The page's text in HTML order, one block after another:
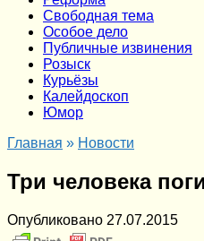
Cвободная тема
Особое дело
Публичные извинения
Розыск
Курьёзы
Калейдоскоп
Юмор
Главная » Новости
Три человека
Опубликовано 27.07.2015